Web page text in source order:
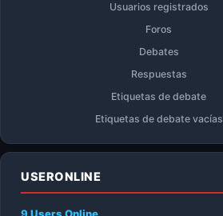
Usuarios registrados
Foros
Debates
Respuestas
Etiquetas de debate
Etiquetas de debate vacías
USERONLINE